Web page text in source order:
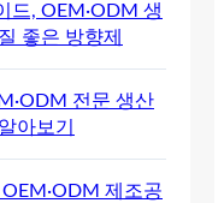
드, OEM·ODM 생
좋은 방향제
전문 생산
아보기
제조공